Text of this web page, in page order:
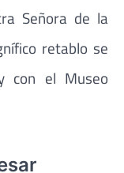
Señora de la
retablo se
con el Museo